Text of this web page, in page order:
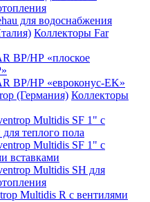
для водоснабжения
Коллекторы Far
ВР/НР «плоское
ВР/НР «евроконус-EK»
Коллекторы
Multidis SF 1" с
теплого пола
Multidis SF 1" с
вставками
Multidis SH для
Multidis R с вентилями